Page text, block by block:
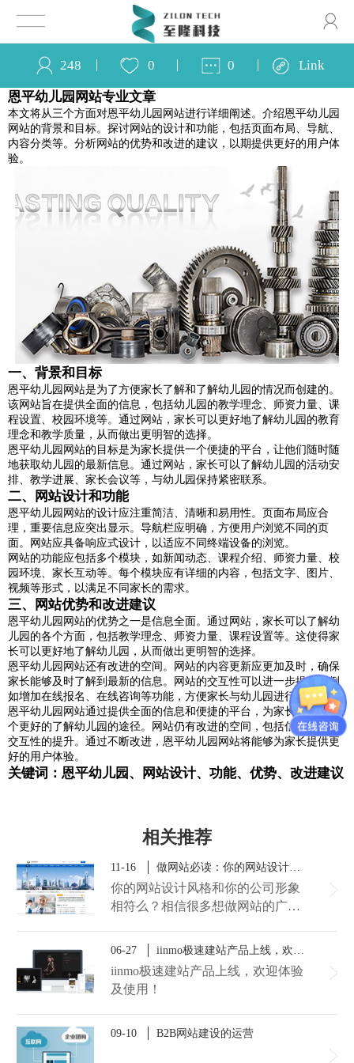
248 0 0 Link
恩平幼儿园网站专业文章
本文将从三个方面对恩平幼儿园网站进行详细阐述。介绍恩平幼儿园
网站的背景和目标。探讨网站的设计和功能，包括页面布局、导航、
内容分类等。分析网站的优势和改进的建议，以期提供更好的用户体
验。
一、背景和目标
恩平幼儿园网站是为了方便家长了解和了解幼儿园的情况而创建的。
该网站旨在提供全面的信息，包括幼儿园的教学理念、师资力量、课
程设置、校园环境等。通过网站，家长可以更好地了解幼儿园的教育
理念和教学质量，从而做出更明智的选择。
恩平幼儿园网站的目标是为家长提供一个便捷的平台，让他们随时随
地获取幼儿园的最新信息。通过网站，家长可以了解幼儿园的活动安
排、教学进展、家长会议等，与幼儿园保持紧密联系。
二、网站设计和功能
恩平幼儿园网站的设计应注重简洁、清晰和易用性。页面布局应合
理，重要信息应突出显示。导航栏应明确，方便用户浏览不同的页
面。网站应具备响应式设计，以适应不同终端设备的浏览。
网站的功能应包括多个模块，如新闻动态、课程介绍、师资力量、校
园环境、家长互动等。每个模块应有详细的内容，包括文字、图片、
视频等形式，以满足不同家长的需求。
三、网站优势和改进建议
恩平幼儿园网站的优势之一是信息全面。通过网站，家长可以了解幼
儿园的各个方面，包括教学理念、师资力量、课程设置等。这使得家
长可以更好地了解幼儿园，从而做出更明智的选择。
恩平幼儿园网站还有改进的空间。网站的内容更新应更加及时，确保
家长能够及时了解到最新的信息。网站的交互性可以进一步提升，例
如增加在线报名、在线咨询等功能，方便家长与幼儿园进行沟通。
恩平幼儿园网站通过提供全面的信息和便捷的平台，为家长提供了一
个更好的了解幼儿园的途径。网站仍有改进的空间，包括信息更新和
交互性的提升。通过不断改进，恩平幼儿园网站将能够为家长提供更
好的用户体验。
关键词：恩平幼儿园、网站设计、功能、优势、改进建议
相关推荐
11-16 做网站必读：你的网站设计风格和公司形象相符么？
你的网站设计风格和你的公司形象
相符么？相信很多想做网站的广州
的，想知道自己的网站到底体不体
面；还没做的，又想做个体面的。
面对这类问题，广州至隆科技的小
伙伴觉得网站设计就像小学生写作
文一样，有部分公司网站要么文不
对题、要么词不达意，最后风马牛
06-27 iinmo极速建站产品上线，欢迎体验及使用！
iinmo极速建站产品上线，欢迎体验
及使用！
09-10 B2B网站建设的运营